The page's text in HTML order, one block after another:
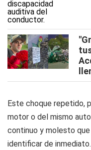
Este choque repetido,
motor o del mismo
continuo y molesto
identificar de inmediato.